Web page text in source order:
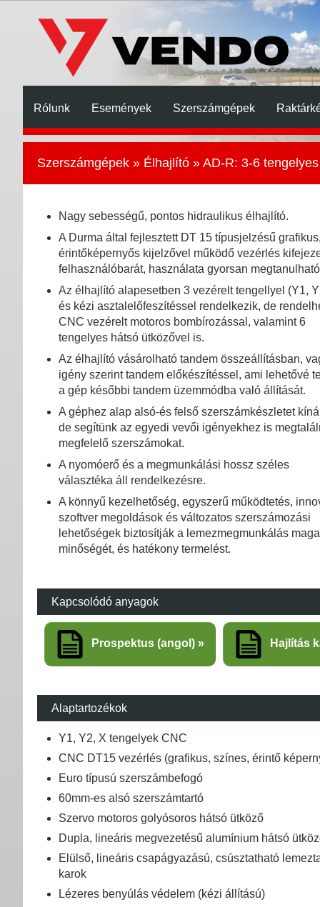
Rólunk Események Szerszámgépek
Szerszámgépek » Élhajlító » AD-R: 3-6
Nagy sebességű, pontos hidraulikus élhajlító.
A Durma által fejlesztett DT 15 típusjelzésű
érintőképernyős kijelzővel működő vezérlés
felhasználóbarát, használata gyorsan
Az élhajlító alapesetben 3 vezérelt tengellyel (Y1,
és kézi asztalelőfeszítéssel rendelkezik, de
CNC vezérelt motoros bombírozással, valamint 6
tengelyes hátsó ütközővel is.
Az élhajlító vásárolható tandem összeállításban,
igény szerint tandem előkészítéssel, ami lehetővé
a gép későbbi tandem üzemmódba való állítását.
A géphez alap alsó-és felső szerszámkészletet
de segítünk az egyedi vevői igényekhez is
megfelelő szerszámokat.
A nyomóerő és a megmunkálási hossz széles
választéka áll rendelkezésre.
A könnyű kezelhetőség, egyszerű működtetés,
szoftver megoldások és változatos szerszámozási
lehetőségek biztosítják a lemezmegmunkálás
minőségét, és hatékony termelést.
Kapcsolódó anyagok
Prospektus (angol) Hajlítás
Alaptartozékok
Y1, Y2, X tengelyek CNC
CNC DT15 vezérlés (grafikus, színes, érintő
Euro típusú szerszámbefogó
60mm-es alsó szerszámtartó
Szervo motoros golyósoros hátsó ütköző
Dupla, lineáris megvezetésű alumínium hátsó
Elülső, lineáris csapágyazású, csúsztatható
karok
Lézeres benyúlás védelem (kézi állítású)